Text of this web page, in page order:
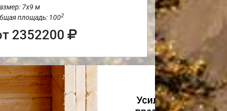
7х9 м
площадь: 1002
2352200